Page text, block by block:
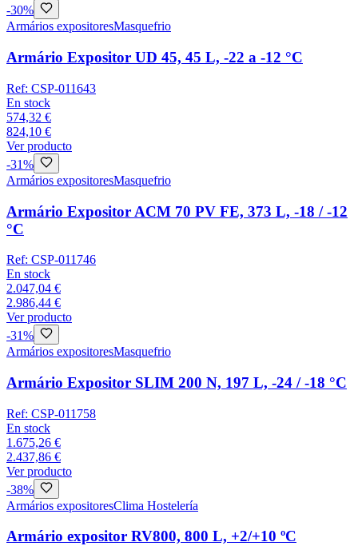
-30%
Armários expositoresMasquefrio
Armário Expositor UD 45, 45 L, -22 a -12 °C
Ref: CSP-011643
En stock
574,32 €
824,10 €
Ver producto
-31%
Armários expositoresMasquefrio
Armário Expositor ACM 70 PV FE, 373 L, -18 / -12
°C
Ref: CSP-011746
En stock
2.047,04 €
2.986,44 €
Ver producto
-31%
Armários expositoresMasquefrio
Armário Expositor SLIM 200 N, 197 L, -24 / -18 °C
Ref: CSP-011758
En stock
1.675,26 €
2.437,86 €
Ver producto
-38%
Armários expositoresClima Hostelería
Armário expositor RV800, 800 L, +2/+10 ºC